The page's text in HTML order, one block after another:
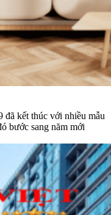
đã kết thúc với nhiều mẫu
bước sang năm mới